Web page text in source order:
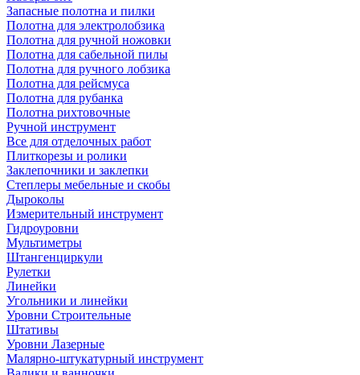
Запасные полотна и пилки
Полотна для электролобзика
Полотна для ручной ножовки
Полотна для сабельной пилы
Полотна для ручного лобзика
Полотна для рейсмуса
Полотна для рубанка
Полотна рихтовочные
Ручной инструмент
Все для отделочных работ
Плиткорезы и ролики
Заклепочники и заклепки
Степлеры мебельные и скобы
Дыроколы
Измерительный инструмент
Гидроуровни
Мультиметры
Штангенциркули
Рулетки
Линейки
Угольники и линейки
Уровни Строительные
Штативы
Уровни Лазерные
Малярно-штукатурный инструмент